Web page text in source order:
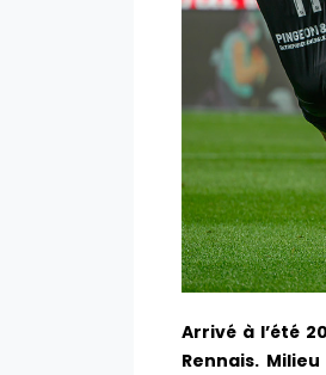
Arrivé à l’été
Rennais.